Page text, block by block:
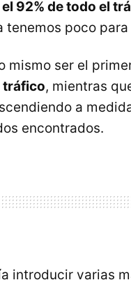
92% de todo el
tenemos poco
mismo ser el
tráfico, mientras
a
encontrados.
introducir varias